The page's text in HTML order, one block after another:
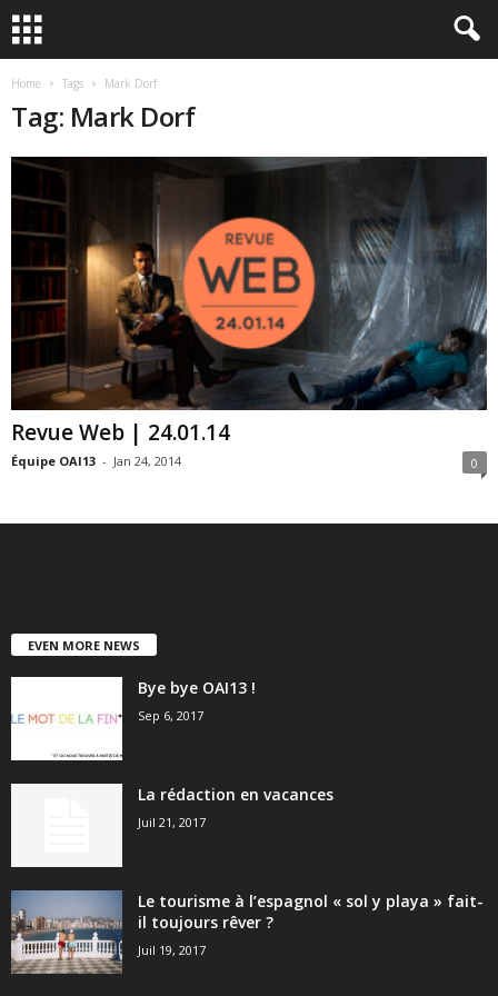
Home Tags Mark Dorf
Tag: Mark Dorf
Revue Web | 24.01.14
Équipe OAI13 - Jan 24, 2014 0
EVEN MORE NEWS
Bye bye OAI13 !
Sep 6, 2017
La rédaction en vacances
Juil 21, 2017
Le tourisme à l’espagnol « sol y playa » fait-
il toujours rêver ?
Juil 19, 2017